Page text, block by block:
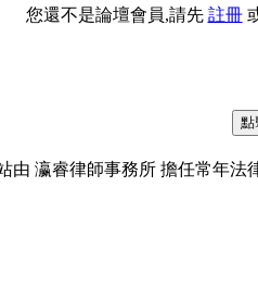
您還不是論壇會員,請先 註冊
由 瀛睿律師事務所 擔任常年法